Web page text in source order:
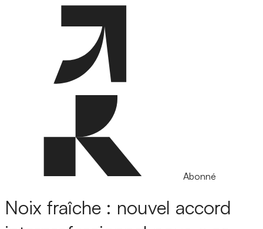
Abonné
Noix fraîche : nouvel accord